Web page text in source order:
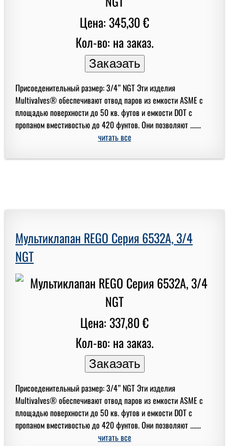
Цена: 345,30 €
Кол-во: на заказ.
Присоеденительный размер: 3/4” NGT Эти изделия
Multivalves® обеспечивают отвод паров из емкости ASME с
площадью поверхности до 50 кв. футов и емкости DOT с
пропаном вместивостью до 420 фунтов. Они позволяют .......
читать все
Мультиклапан REGO Серия 6532A, 3/4
NGT
Цена: 337,80 €
Кол-во: на заказ.
Присоеденительный размер: 3/4” NGT Эти изделия
Multivalves® обеспечивают отвод паров из емкости ASME с
площадью поверхности до 50 кв. футов и емкости DOT с
пропаном вместивостью до 420 фунтов. Они позволяют .......
читать все